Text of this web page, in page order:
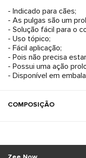
- Indicado para cães;
- As pulgas são um
- Solução fácil para o
- Uso tópico;
- Fácil aplicação;
- Pois não precisa
- Possui uma ação
- Disponível em
COMPOSIÇÃO